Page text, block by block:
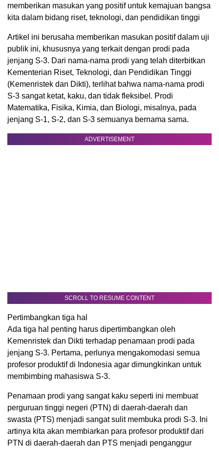
memberikan masukan yang positif untuk kemajuan bangsa
kita dalam bidang riset, teknologi, dan pendidikan tinggi
Artikel ini berusaha memberikan masukan positif dalam uji
publik ini, khususnya yang terkait dengan prodi pada
jenjang S-3. Dari nama-nama prodi yang telah diterbitkan
Kementerian Riset, Teknologi, dan Pendidikan Tinggi
(Kemenristek dan Dikti), terlihat bahwa nama-nama prodi
S-3 sangat ketat, kaku, dan tidak fleksibel. Prodi
Matematika, Fisika, Kimia, dan Biologi, misalnya, pada
jenjang S-1, S-2, dan S-3 semuanya bernama sama.
ADVERTISEMENT
SCROLL TO RESUME CONTENT
Pertimbangkan tiga hal
Ada tiga hal penting harus dipertimbangkan oleh
Kemenristek dan Dikti terhadap penamaan prodi pada
jenjang S-3. Pertama, perlunya mengakomodasi semua
profesor produktif di Indonesia agar dimungkinkan untuk
membimbing mahasiswa S-3.
Penamaan prodi yang sangat kaku seperti ini membuat
perguruan tinggi negeri (PTN) di daerah-daerah dan
swasta (PTS) menjadi sangat sulit membuka prodi S-3. Ini
artinya kita akan membiarkan para profesor produktif dari
PTN di daerah-daerah dan PTS menjadi penganggur